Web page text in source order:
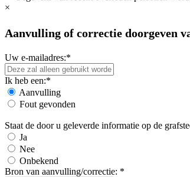
×
Aanvulling of correctie doorgeven
Uw e-mailadres:*
Ik heb een:*
Aanvulling
Fout gevonden
Staat de door u geleverde informatie op de
Ja
Nee
Onbekend
Bron van aanvulling/correctie: *